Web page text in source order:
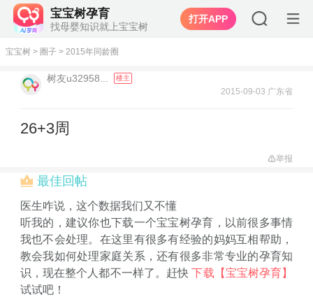
宝宝树孕育
找母婴知识就上宝宝树
打开APP
宝宝树 > 圈子 > 2015年同龄圈
树友u32958... 楼主
2015-09-03 广东省
26+3周
举报
最佳回帖
医生咋说，这个数据我们又不懂
听我的，建议你也下载一个宝宝树孕育，以前很多事情
我也不会处理。在这里有很多有经验的妈妈互相帮助，
教会我如何处理家庭关系，还有很多非常专业的孕育知
识，现在整个人都不一样了。赶快下载【宝宝树孕育】
试试吧！